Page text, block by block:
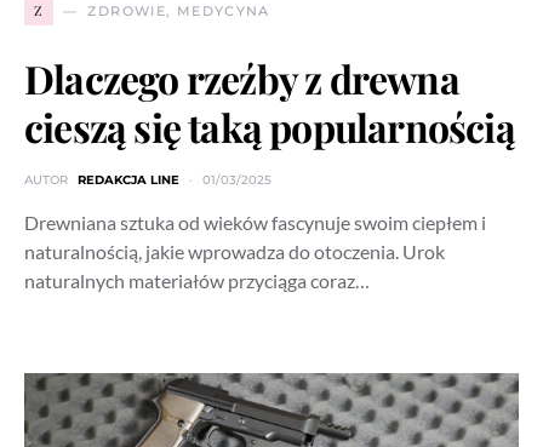
Z ZDROWIE, MEDYCYNA
Dlaczego rzeźby z drewna
cieszą się taką popularnością
AUTOR REDAKCJA LINE 01/03/2025
Drewniana sztuka od wieków fascynuje swoim ciepłem i
naturalnością, jakie wprowadza do otoczenia. Urok
naturalnych materiałów przyciąga coraz…